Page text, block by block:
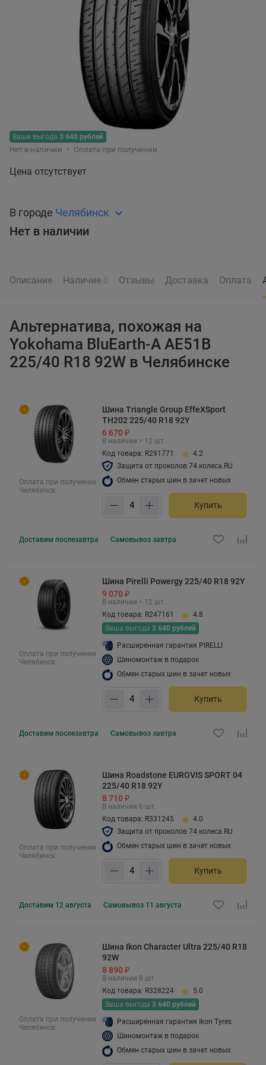
Ваша выгода 3 640 рублей
Нет в наличии Оплата при получении
Цена отсутствует
В городе Челябинск
Нет в наличии
Описание Наличие 0 Отзывы Доставка Оплата
Альтернатива, похожая на
Yokohama BluEarth-A AE51B
225/40 R18 92W в Челябинске
Оплата при получении
Челябинск
Шина Triangle Group EffeXSport
TH202 225/40 R18 92Y
6 670 ₽
В наличии > 12 шт.
Код товара: R291771
4.2
Защита от проколов 74 колеса.RU
Обмен старых шин в зачет новых
Купить
Доставим послезавтра Самовывоз завтра
Оплата при получении
Челябинск
Шина Pirelli Powergy 225/40 R18 92Y
9 070 ₽
В наличии > 12 шт.
Код товара: R247161
4.8
Ваша выгода 3 640 рублей
Расширенная гарантия PIRELLI
Шиномонтаж в подарок
Обмен старых шин в зачет новых
Купить
Доставим послезавтра Самовывоз завтра
Оплата при получении
Челябинск
Шина Roadstone EUROVIS SPORT 04
225/40 R18 92Y
8 710 ₽
В наличии 6 шт.
Код товара: R331245
4.0
Защита от проколов 74 колеса.RU
Обмен старых шин в зачет новых
Купить
Доставим 12 августа Самовывоз 11 августа
Оплата при получении
Челябинск
Шина Ikon Character Ultra 225/40 R18
92W
8 890 ₽
В наличии 8 шт.
Код товара: R328224
5.0
Ваша выгода 3 640 рублей
Расширенная гарантия Ikon Tyres
Шиномонтаж в подарок
Обмен старых шин в зачет новых